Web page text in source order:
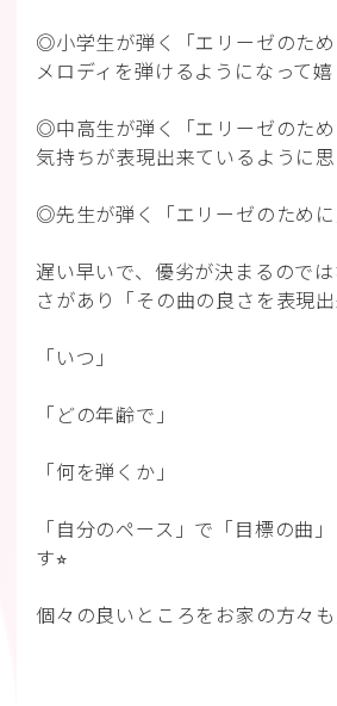
◎小学生が弾く「エリーゼのた
メロディを弾けるようになって
◎中高生が弾く「エリーゼのた
気持ちが表現出来ているように
◎先生が弾く「エリーゼのため
遅い早いで、優劣が決まるので
さがあり「その曲の良さを表現
「いつ」
「どの年齢で」
「何を弾くか」
「自分のペース」で「目標の曲
す⭐︎
個々の良いところをお家の方々